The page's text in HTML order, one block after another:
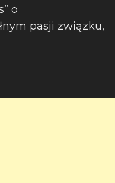
o
pasji związku,